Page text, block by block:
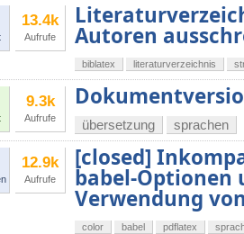
13.4k
Aufrufe Autoren
biblatex literaturverzeichnis
9.3k
Aufrufe übersetzung sprachen
12.9k
Aufrufe
[closed]
babel-Optionen
Verwendung
color babel pdflatex